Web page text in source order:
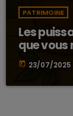
PATRIMOINE
Les
que vous
today 23/07/2025